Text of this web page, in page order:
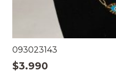
093023143
$3.990